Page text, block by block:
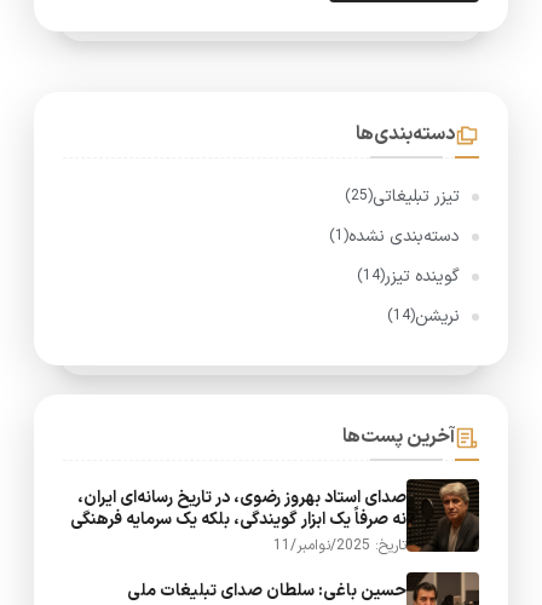
دسته‌بندی‌ها
تیزر تبلیغاتی(25)
دسته‌بندی نشده(1)
گوینده تیزر(14)
نریشن(14)
آخرین پست‌ها
صدای استاد بهروز رضوی، در تاریخ رسانه‌ای ایران،
نه صرفاً یک ابزار گویندگی، بلکه یک سرمایه فرهنگی
تاریخ: 2025/نوامبر/11
حسین باغی: سلطان صدای تبلیغات ملی